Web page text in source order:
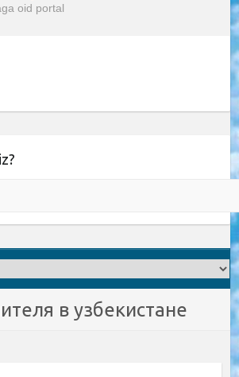
oid portal
в узбекистане